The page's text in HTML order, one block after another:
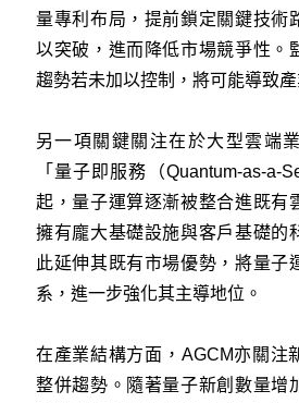
量專利布局，提前鎖定關鍵技術
以突破，進而降低市場競爭性。
趨勢若未加以控制，將可能導致產
另一項關鍵關注在於大型雲端
「量子即服務（Quantum-as-a-
起，量子運算逐漸被整合進既有
擁有龐大基礎設施與客戶基礎的
此延伸其既有市場優勢，將量子
系，進一步強化其主導地位。
在產業結構方面，AGCM亦關注
整併趨勢。隨著量子新創數量增